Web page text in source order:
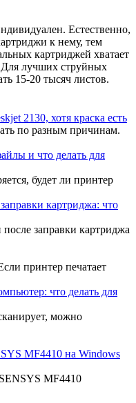
Естественно,
к нему, тем
картриджей хватает
Для лучших струйных
15-20 тысяч листов.
2130, хотя краска есть
по разным причинам.
и что делать для
будет ли принтер
картриджа: что
заправки картриджа
принтер печатает
что делать для
можно
MF4410 на Windows
MF4410